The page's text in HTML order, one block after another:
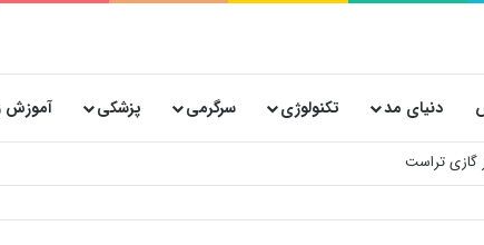
دنیای مد تکنولوژی سرگرمی پزشکی آموزش
خرید پارچه عمده؛ پیشنهاد ویژه نساجی هدیه صفاهان برای تولید کنندگان